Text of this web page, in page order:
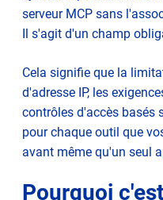
serveur MCP sans
Il s'agit d'un champ
Cela signifie que la
d'adresse IP, les
contrôles d'accès basés
pour chaque outil que
avant même qu'un seul
Pourquoi